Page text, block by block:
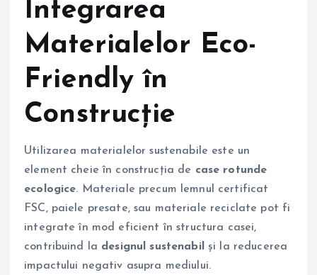
Integrarea
Materialelor Eco-
Friendly în
Construcție
Utilizarea materialelor sustenabile este un
element cheie în construcția de case rotunde
ecologice. Materiale precum lemnul certificat
FSC, paiele presate, sau materiale reciclate pot fi
integrate în mod eficient în structura casei,
contribuind la designul sustenabil
și la reducerea
impactului negativ asupra mediului.